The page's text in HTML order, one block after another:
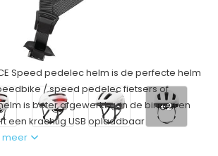
+2
Speed pedelec helm is de perfecte helm
/ speed pedelec fietsers of
is beter afgewerkt aan de binnen en
een krachtig USB oplaadbaar
meer